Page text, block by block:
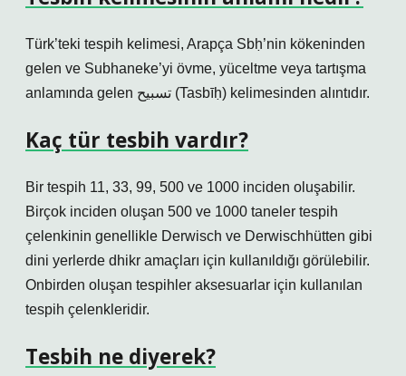
Türk’teki tespih kelimesi, Arapça Sbḥ’nin kökeninden
gelen ve Subhaneke’yi övme, yüceltme veya tartışma
anlamında gelen تسبيح (Tasbīḥ) kelimesinden alıntıdır.
Kaç tür tesbih vardır?
Bir tespih 11, 33, 99, 500 ve 1000 inciden oluşabilir.
Birçok inciden oluşan 500 ve 1000 taneler tespih
çelenkinin genellikle Derwisch ve Derwischhütten gibi
dini yerlerde dhikr amaçları için kullanıldığı görülebilir.
Onbirden oluşan tespihler aksesuarlar için kullanılan
tespih çelenkleridir.
Tesbih ne diyerek?